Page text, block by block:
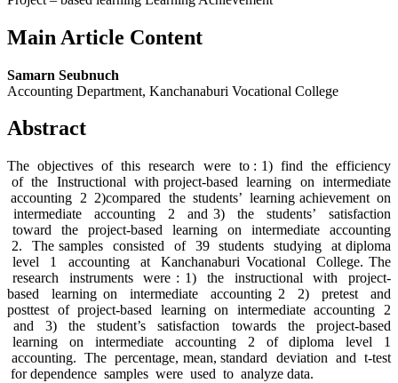
Main Article Content
Samarn Seubnuch
Accounting Department, Kanchanaburi Vocational College
Abstract
The objectives of this research were to : 1) find the efficiency
of the Instructional with project-based learning on intermediate
accounting 2 2)compared the students’ learning achievement on
intermediate accounting 2 and 3) the students’ satisfaction
toward the project-based learning on intermediate accounting
2. The samples consisted of 39 students studying at diploma
level 1 accounting at Kanchanaburi Vocational College. The
research instruments were : 1) the instructional with project-
based learning on intermediate accounting 2 2) pretest and
posttest of project-based learning on intermediate accounting 2
and 3) the student’s satisfaction towards the project-based
learning on intermediate accounting 2 of diploma level 1
accounting. The percentage, mean, standard deviation and t-test
for dependence samples were used to analyze data.